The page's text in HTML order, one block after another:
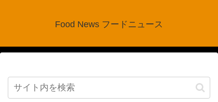
Food News フードニュース